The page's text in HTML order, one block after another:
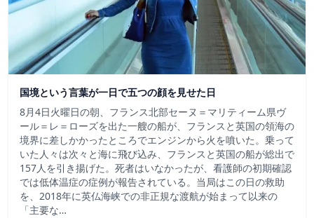
国境という言葉が一日で五つの顔を見せた日
8月4日火曜日の朝、フランス北部セーヌ＝マリティーム県ヴ
ール＝レ＝ローズを出た一艘の船が、フランスと英国の領海の
境界に差しかかったところでエンジンから火を噴いた。乗って
いた人々は次々と海に飛び込み、フランスと英国の船が総出で
157人を引き揚げた。死者はいなかったが、看護師の初期確認
では低体温症の症例が報告されている。当局はこの日の救助
を、2018年に英仏海峡での非正規な渡航が始まって以来の
「主要な…